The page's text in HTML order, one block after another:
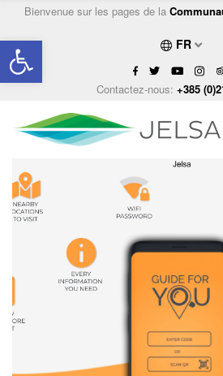
Ouvrir la barre d’outils
Bienvenue sur les pages de la
FR
Contactez-nous: +385